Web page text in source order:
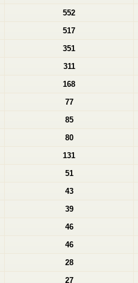
552
517
351
311
168
77
85
80
131
51
43
39
46
46
28
27